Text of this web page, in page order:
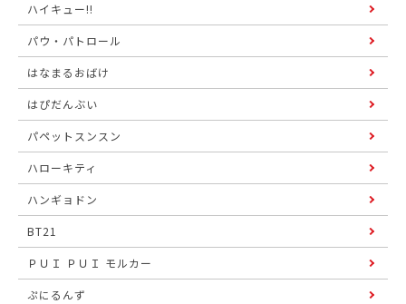
ハイキュー!!
パウ・パトロール
はなまるおばけ
はぴだんぶい
パペットスンスン
ハローキティ
ハンギョドン
BT21
ＰＵＩ ＰＵＩ モルカー
ぷにるんず